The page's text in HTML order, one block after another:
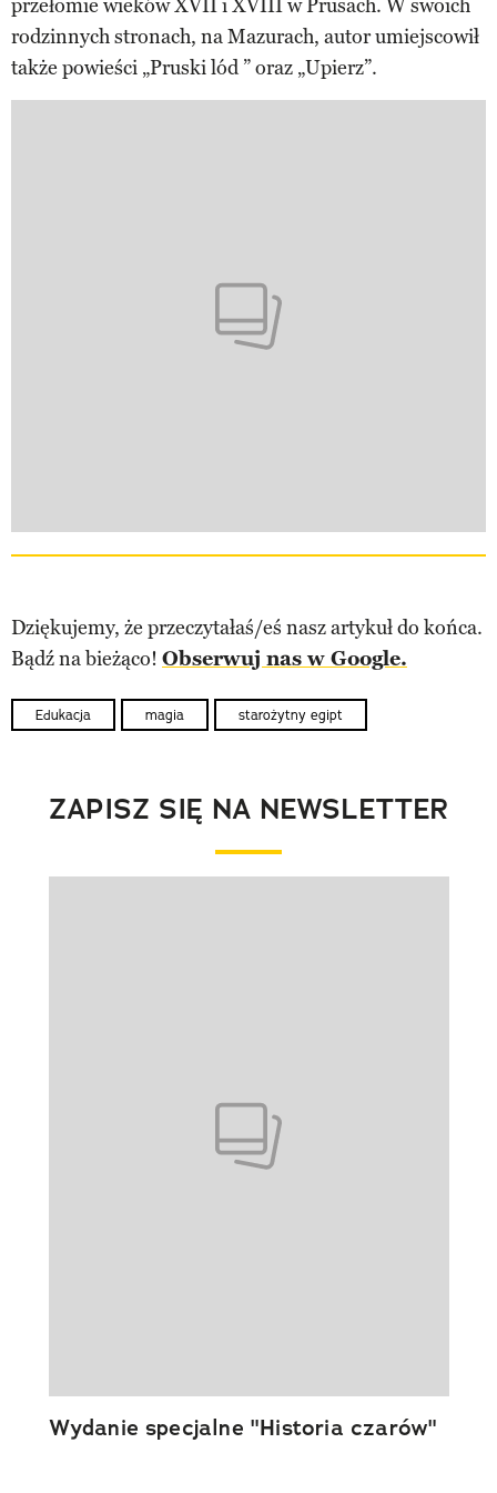
przełomie wieków XVII i XVIII w Prusach. W swoich
rodzinnych stronach, na Mazurach, autor umiejscowił
także powieści „Pruski lód ” oraz „Upierz”.
Dziękujemy, że przeczytałaś/eś nasz artykuł do końca.
Bądź na bieżąco! Obserwuj nas w Google.
Edukacja magia starożytny egipt
ZAPISZ SIĘ NA NEWSLETTER
Wydanie specjalne "Historia czarów"